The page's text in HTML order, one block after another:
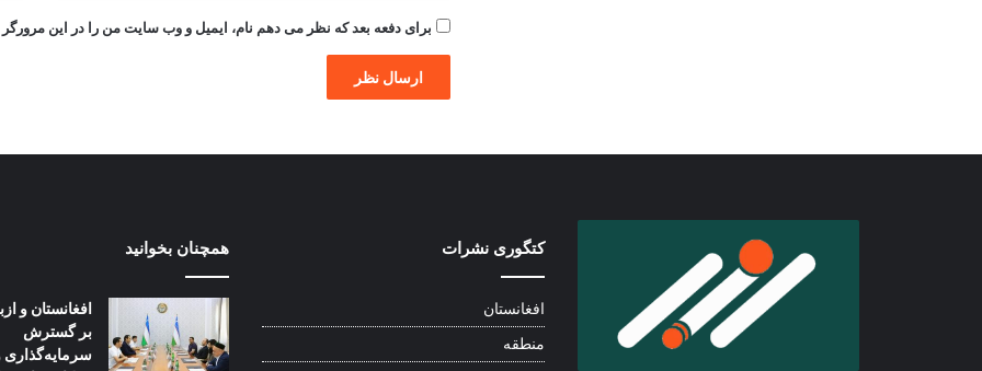
برای دفعه بعد که نظر می دهم نام، ایمیل و وب سایت من را در این مرورگر
کتگوری نشرات
افغانستان
منطقه
همچنان بخوانید
افغانستان و
بر گسترش
سرمایه‌گذاری